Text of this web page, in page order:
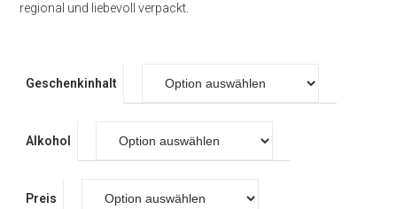
regional und liebevoll verpackt.
Geschenkinhalt
Alkohol
Preis